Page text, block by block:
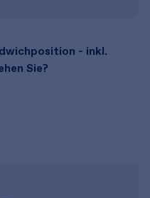
- inkl.
Sie?